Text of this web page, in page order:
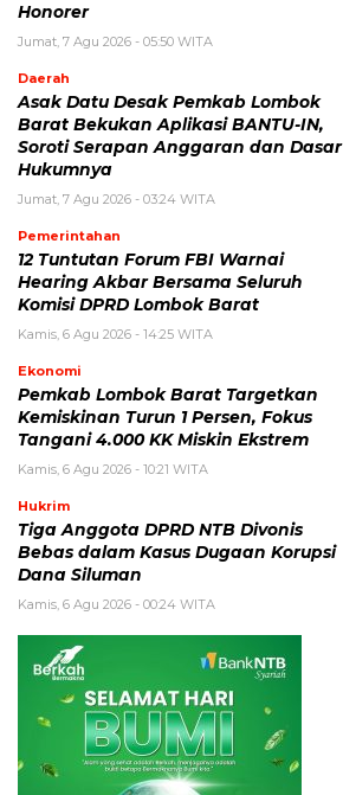
Honorer
Jumat, 7 Agu 2026 - 05:50 WITA
Daerah
Asak Datu Desak Pemkab Lombok
Barat Bekukan Aplikasi BANTU-IN,
Soroti Serapan Anggaran dan Dasar
Hukumnya
Jumat, 7 Agu 2026 - 03:24 WITA
Pemerintahan
12 Tuntutan Forum FBI Warnai
Hearing Akbar Bersama Seluruh
Komisi DPRD Lombok Barat
Kamis, 6 Agu 2026 - 14:25 WITA
Ekonomi
Pemkab Lombok Barat Targetkan
Kemiskinan Turun 1 Persen, Fokus
Tangani 4.000 KK Miskin Ekstrem
Kamis, 6 Agu 2026 - 10:21 WITA
Hukrim
Tiga Anggota DPRD NTB Divonis
Bebas dalam Kasus Dugaan Korupsi
Dana Siluman
Kamis, 6 Agu 2026 - 00:24 WITA